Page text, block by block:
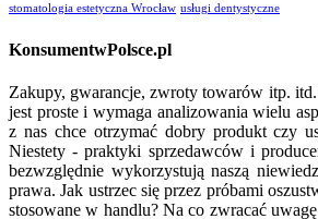
stomatologia estetyczna Wrocław usługi dentystyczne
KonsumentwPolsce.pl
Zakupy, gwarancje, zwroty towarów itp.
jest proste i wymaga analizowania wielu
z nas chce otrzymać dobry produkt czy
Niestety - praktyki sprzedawców i
bezwzględnie wykorzystują naszą
prawa. Jak ustrzec się przez próbami
stosowane w handlu? Na co zwracać